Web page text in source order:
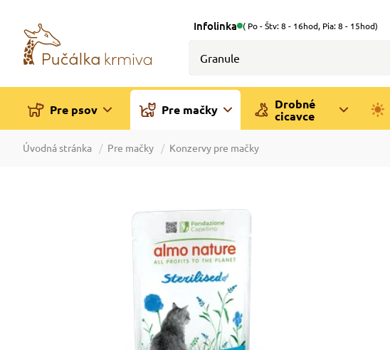
Infolinka ( Po - Štv: 8 - 16hod, Pia: 8 - 15hod)
Pre psov Pre mačky
Drobné
cicavce
Úvodná stránka Pre mačky Konzervy pre mačky